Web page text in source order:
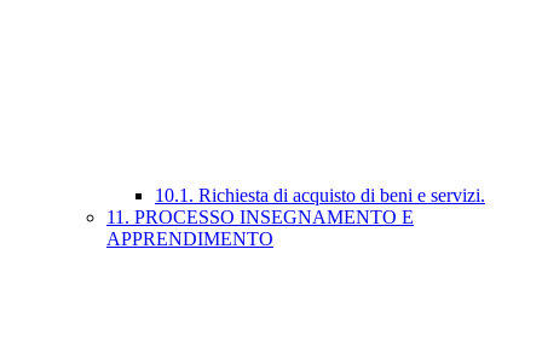
10.1. Richiesta di acquisto di beni e servizi.
11. PROCESSO INSEGNAMENTO E
APPRENDIMENTO